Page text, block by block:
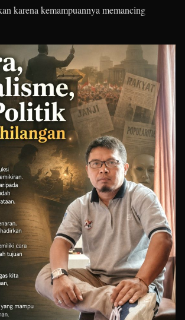
karena kemampuannya memancing